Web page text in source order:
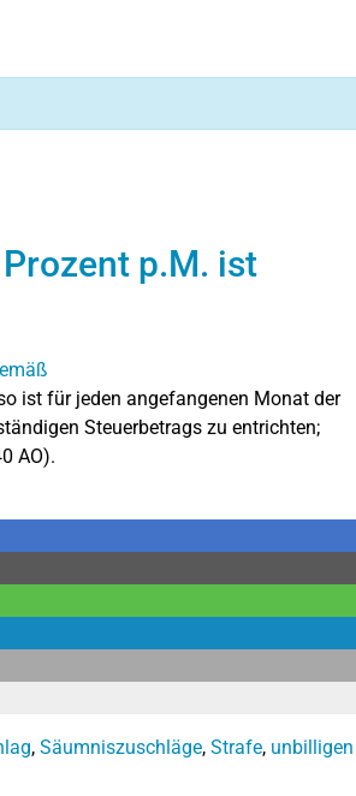
p.M. ist
ist für jeden angefangenen Monat der
Steuerbetrags zu entrichten;
AO).
, Säumniszuschläge, Strafe, unbilligen